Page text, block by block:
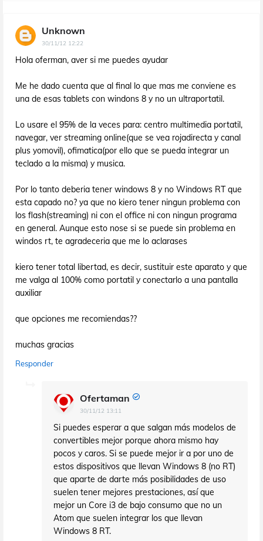
Unknown
30/11/12 12:22
Hola oferman, aver si me puedes ayudar
Me he dado cuenta que al final lo que mas me conviene es
una de esas tablets con windons 8 y no un ultraportatil.
Lo usare el 95% de la veces para: centro multimedia portatil,
navegar, ver streaming online(que se vea rojadirecta y canal
plus yomovil), ofimatica(por ello que se pueda integrar un
teclado a la misma) y musica.
Por lo tanto deberia tener windows 8 y no Windows RT que
esta capado no? ya que no kiero tener ningun problema con
los flash(streaming) ni con el office ni con ningun programa
en general. Aunque esto nose si se puede sin problema en
windos rt, te agradeceria que me lo aclarases
kiero tener total libertad, es decir, sustituir este aparato y que
me valga al 100% como portatil y conectarlo a una pantalla
auxiliar
que opciones me recomiendas??
muchas gracias
Responder
Ofertaman
30/11/12 13:11
Si puedes esperar a que salgan más modelos de
convertibles mejor porque ahora mismo hay
pocos y caros. Si se puede mejor ir a por uno de
estos dispositivos que llevan Windows 8 (no RT)
que aparte de darte más posibilidades de uso
suelen tener mejores prestaciones, así que
mejor un Core i3 de bajo consumo que no un
Atom que suelen integrar los que llevan
Windows 8 RT.